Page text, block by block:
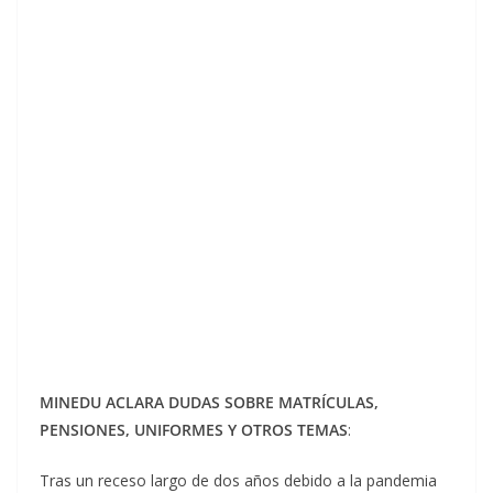
MINEDU ACLARA DUDAS SOBRE MATRÍCULAS,
PENSIONES, UNIFORMES Y OTROS TEMAS:
Tras un receso largo de dos años debido a la pandemia